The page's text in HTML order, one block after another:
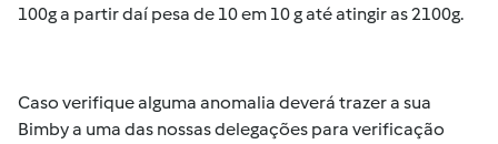
100g a partir daí pesa de 10 em 10 g até atingir as 2100g.
Caso verifique alguma anomalia deverá trazer a sua
Bimby a uma das nossas delegações para verificação